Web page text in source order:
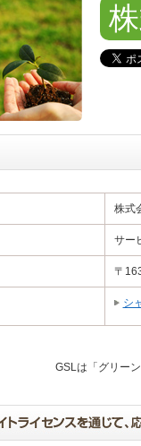
株式
サー
〒
シ
GSLは「グリー